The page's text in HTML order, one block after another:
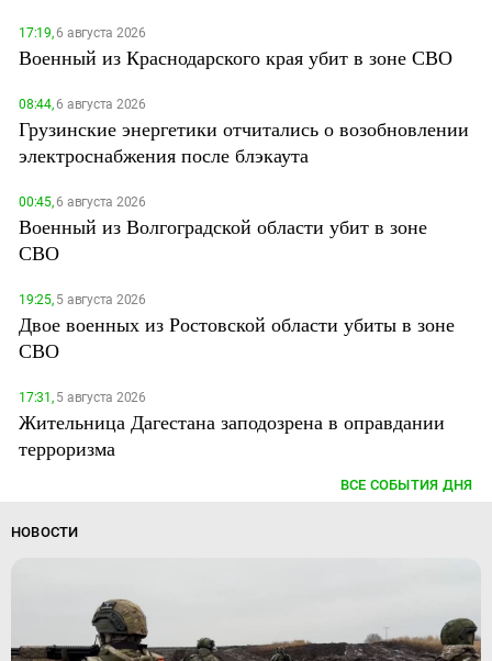
17:19,6 августа 2026
Военный из Краснодарского края убит в зоне СВО
08:44,6 августа 2026
Грузинские энергетики отчитались о возобновлении
электроснабжения после блэкаута
00:45,6 августа 2026
Военный из Волгоградской области убит в зоне
СВО
19:25,5 августа 2026
Двое военных из Ростовской области убиты в зоне
СВО
17:31,5 августа 2026
Жительница Дагестана заподозрена в оправдании
терроризма
ВСЕ СОБЫТИЯ ДНЯ
НОВОСТИ